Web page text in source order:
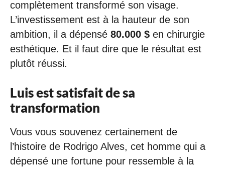
complètement transformé son visage.
L’investissement est à la hauteur de son
ambition, il a dépensé 80.000 $ en chirurgie
esthétique. Et il faut dire que le résultat est
plutôt réussi.
Luis est satisfait de sa
transformation
Vous vous souvenez certainement de
l’histoire de Rodrigo Alves, cet homme qui a
dépensé une fortune pour ressemble à la